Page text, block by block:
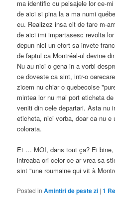
ma identific cu peisajele lor ce-
de aici si pina la a ma numi
eu. Realizez insa cit de tare m-
de aici imi impartasesc revolta
depun nici un efort sa invete
de faptul ca Montréal-ul devine
Nu au nici o gena in a vorbi
ce doveste ca sint, intr-o
zicem nu chiar o quebecoise
mintea lor nu mai port eticheta
veniti din cele departari. Asta nu
eticheta, nici vorba, doar ca nu e
colorata.
Et … MOI, dans tout ça? Ei
intreaba ori celor ce ar vrea sa
sint "une roumaine qui vit à
Posted in Amintiri de peste zi |1